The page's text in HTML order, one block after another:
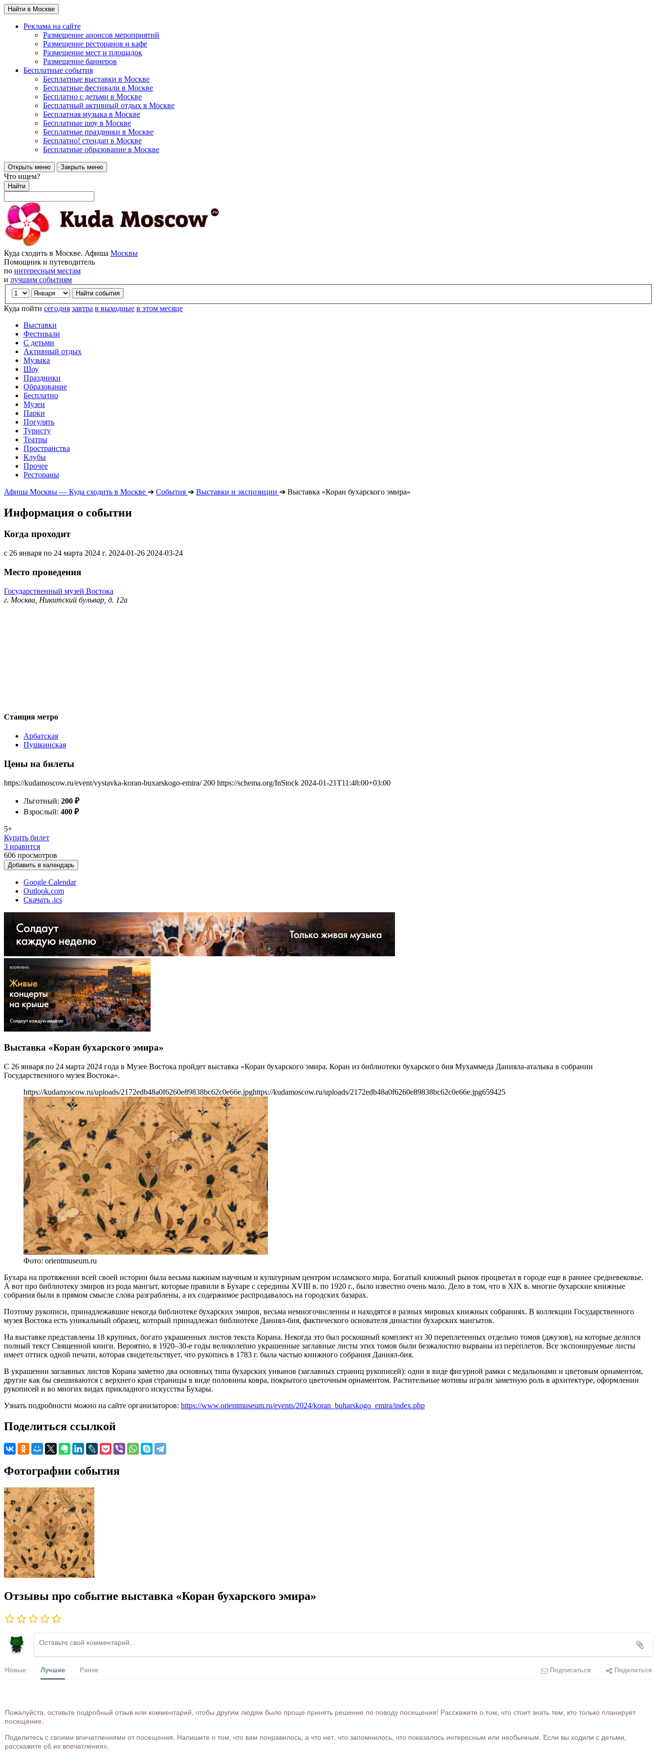
Найти в Москве
Реклама на сайте
Размещение анонсов мероприятий
Размещение ресторанов и кафе
Размещение мест и площадок
Размещение баннеров
Бесплатные события
Бесплатные выставки в Москве
Бесплатные фестивали в Москве
Бесплатно с детьми в Москве
Бесплатный активный отдых в Москве
Бесплатная музыка в Москве
Бесплатные шоу в Москве
Бесплатные праздники в Москве
Бесплатно! стендап в Москве
Бесплатные образование в Москве
Открыть меню Закрыть меню
Что ищем?
Найти
Куда сходить в Москве. Афиша Москвы
Помощник и путеводитель
по интересным местам
и лучшим событиям
Куда пойти сегодня завтра в выходные в этом месяце
Выставки
Фестивали
С детьми
Активный отдых
Музыка
Шоу
Праздники
Образование
Бесплатно
Музеи
Парки
Погулять
Туристу
Театры
Пространства
Клубы
Прочее
Рестораны
Афиша Москвы — Куда сходить в Москве ➔ События ➔ Выставки и экспозиции ➔ Выставка «Коран бухарского эмира»
Информация о событии
Когда проходит
с 26 января по 24 марта 2024 г. 2024-01-26 2024-03-24
Место проведения
Государственный музей Востока
г. Москва, Никитский бульвар, д. 12а
Станция метро
Арбатская
Пушкинская
Цены на билеты
https://kudamoscow.ru/event/vystavka-koran-buxarskogo-emira/ 200 https://schema.org/InStock 2024-01-21T11:48:00+03:00
Льготный: 200 ₽
Взрослый: 400 ₽
5+
Купить билет
3 нравится
606 просмотров
Добавить в календарь
Google Calendar
Outlook.com
Скачать .ics
Выставка «Коран бухарского эмира»
С 26 января по 24 марта 2024 года в Музее Востока пройдет выставка «Коран бухарского эмира. Коран из библиотеки бухарского бия Мухаммеда Данияла-аталыка в собрании
Государственного музея Востока».
https://kudamoscow.ru/uploads/2172edb48a0f6260e89838bc62c0e66e.jpghttps://kudamoscow.ru/uploads/2172edb48a0f6260e89838bc62c0e66e.jpg659425
Фото: orientmuseum.ru
Бухара на протяжении всей своей истории была весьма важным научным и культурным центром исламского мира. Богатый книжный рынок процветал в городе еще в раннее средневековье.
А вот про библиотеку эмиров из рода мангыт, которые правили в Бухаре с середины XVIII в. по 1920 г., было известно очень мало. Дело в том, что в XIX в. многие бухарские книжные
собрания были в прямом смысле слова разграблены, а их содержимое распродавалось на городских базарах.
Поэтому рукописи, принадлежавшие некогда библиотеке бухарских эмиров, весьма немногочисленны и находятся в разных мировых книжных собраниях. В коллекции Государственного
музея Востока есть уникальный образец, который принадлежал библиотеке Даниял-бия, фактического основателя династии бухарских мангытов.
На выставке представлены 18 крупных, богато украшенных листов текста Корана. Некогда это был роскошный комплект из 30 переплетенных отдельно томов (джузов), на которые делился
полный текст Священной книги. Вероятно, в 1920–30-е годы великолепно украшенные заглавные листы этих томов были безжалостно вырваны из переплетов. Все экспонируемые листы
имеет оттиск одной печати, которая свидетельствует, что рукопись в 1783 г. была частью книжного собрания Даниял-бия.
В украшении заглавных листов Корана заметно два основных типа бухарских унванов (заглавных страниц рукописей): одни в виде фигурной рамки с медальонами и цветовым орнаментом,
другие как бы свешиваются с верхнего края страницы в виде половины ковра, покрытого цветочным орнаментом. Растительные мотивы играли заметную роль в архитектуре, оформлении
рукописей и во многих видах прикладного искусства Бухары.
Узнать подробности можно на сайте организаторов: https://www.orientmuseum.ru/events/2024/koran_buharskogo_emira/index.php
Поделиться ссылкой
Фотографии события
Отзывы про событие выставка «Коран бухарского эмира»
Новые Лучшие Ранее Подписаться Поделиться
Пожалуйста, оставьте подробный отзыв или комментарий, чтобы другим людям было проще принять решение по поводу посещения! Расскажите о том, что стоит знать тем, кто только планирует
посещение.
Поделитесь с своими впечатлениями от посещения. Напишите о том, что вам понравилось, а что нет, что запомнилось, что показалось интересным или необычным. Если вы ходили с детьми,
расскажите об их впечатлениях.